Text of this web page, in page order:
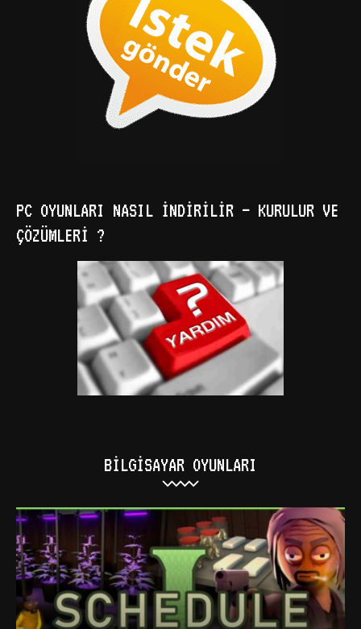
PC OYUNLARI NASIL İNDIRILIR – KURULUR VE
ÇÖZÜMLERI ?
BILGISAYAR OYUNLARI